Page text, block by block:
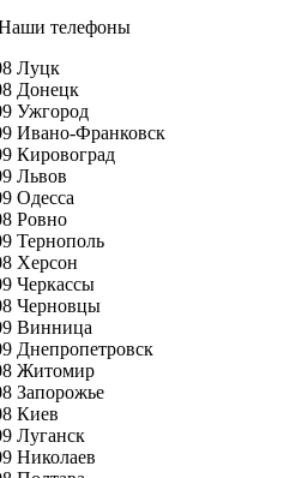
телефоны
Луцк
Донецк
Ужгород
Ивано-Франковск
Кировоград
Львов
Одесса
Ровно
Тернополь
Херсон
Черкассы
Черновцы
Винница
Днепропетровск
Житомир
Запорожье
Киев
Луганск
Николаев